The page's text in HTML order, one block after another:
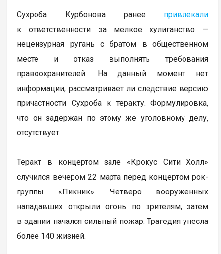
Сухроба Курбонова ранее привлекали
к ответственности за мелкое хулиганство —
нецензурная ругань с братом в общественном
месте и отказ выполнять требования
правоохранителей. На данный момент нет
информации, рассматривает ли следствие версию
причастности Сухроба к теракту. Формулировка,
что он задержан по этому же уголовному делу,
отсутствует.
Теракт в концертом зале «Крокус Сити Холл»
случился вечером 22 марта перед концертом рок-
группы «Пикник». Четверо вооруженных
нападавших открыли огонь по зрителям, затем
в здании начался сильный пожар. Трагедия унесла
более 140 жизней.